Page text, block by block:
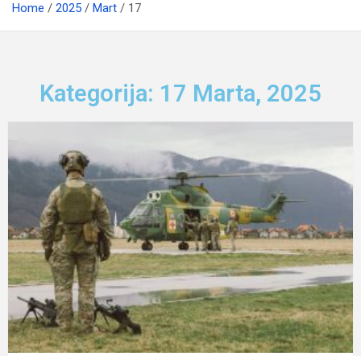
Home 2025 Mart 17
Kategorija: 17 Marta, 2025